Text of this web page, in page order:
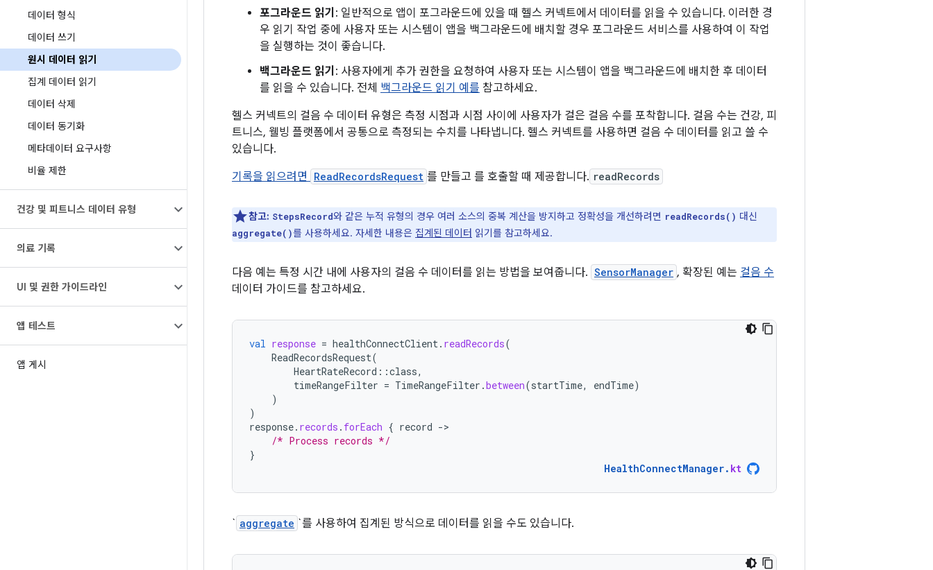
데이터 형식
데이터 쓰기
원시 데이터 읽기
집계 데이터 읽기
데이터 삭제
데이터 동기화
메타데이터 요구사항
비율 제한
건강 및 피트니스 데이터 유형
의료 기록
UI 및 권한 가이드라인
앱 테스트
앱 게시
포그라운드 읽기 : 일반적으로 앱이 포그라운드에 있을 때 헬스 커넥트에서 데이터를 읽을 수 있습니다. 이러한 경
우 읽기 작업 중에 사용자 또는 시스템이 앱을 백그라운드에 배치할 경우 포그라운드 서비스를 사용하여 이 작업
을 실행하는 것이 좋습니다.
백그라운드 읽기 : 사용자에게 추가 권한을 요청하여 사용자 또는 시스템이 앱을 백그라운드에 배치한 후 데이터
를 읽을 수 있습니다. 전체 백그라운드 읽기 예를 참고하세요.
헬스 커넥트의 걸음 수 데이터 유형은 측정 시점과 시점 사이에 사용자가 걸은 걸음 수를 포착합니다. 걸음 수는 건강, 피
트니스, 웰빙 플랫폼에서 공통으로 측정되는 수치를 나타냅니다. 헬스 커넥트를 사용하면 걸음 수 데이터를 읽고 쓸 수
있습니다.
기록을 읽으려면
ReadRecordsRequest 를 만들고 를 호출할 때 제공합니다. readRecords
참고: StepsRecord와 같은 누적 유형의 경우 여러 소스의 중복 계산을 방지하고 정확성을 개선하려면 readRecords() 대신
aggregate()를 사용하세요. 자세한 내용은 집계된 데이터 읽기를 참고하세요.
다음 예는 특정 시간 내에 사용자의 걸음 수 데이터를 읽는 방법을 보여줍니다. SensorManager , 확장된 예는 걸음 수
데이터 가이드를 참고하세요.
val response = healthConnectClient. readRecords(
ReadRecordsRequest(
HeartRateRecord ::class,
timeRangeFilter = TimeRangeFilter .between(startTime, endTime)
)
)
response. records . forEach { record -
/* Process records */
}
HealthConnectManager. kt
` aggregate `를 사용하여 집계된 방식으로 데이터를 읽을 수도 있습니다.